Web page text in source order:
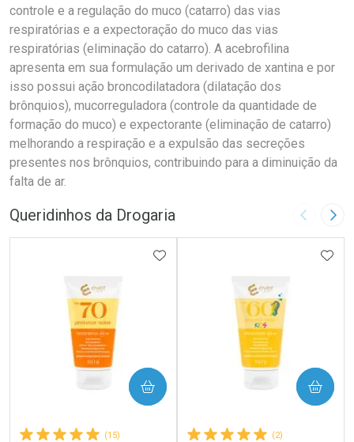
controle e a regulação do muco (catarro) das vias
respiratórias e a expectoração do muco das vias
respiratórias (eliminação do catarro). A acebrofilina
apresenta em sua formulação um derivado de xantina e por
isso possui ação broncodilatadora (dilatação dos
brônquios), mucorreguladora (controle da quantidade de
formação do muco) e expectorante (eliminação de catarro)
melhorando a respiração e a expulsão das secreções
presentes nos brônquios, contribuindo para a diminuição da
falta de ar.
Queridinhos da Drogaria Imagem
(15)
ADICIONAR AOS FAVORITOS
COMPRAR
(2)
COMPRAR